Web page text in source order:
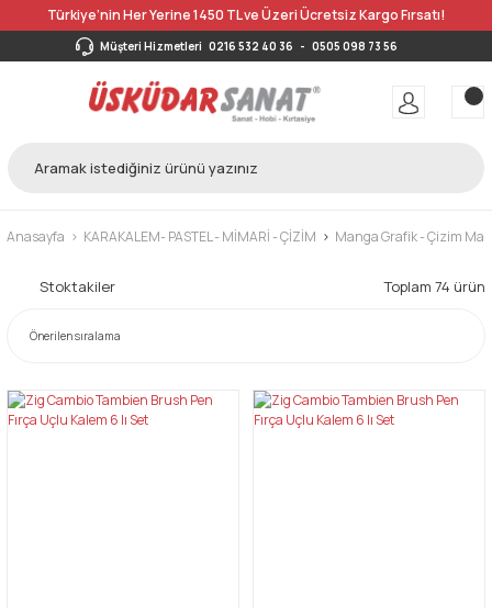
Türkiye’nin Her Yerine 1450 TL ve Üzeri Ücretsiz Kargo Fırsatı!
Müşteri Hizmetleri 0216 532 40 36 - 0505 098 73 56
Anasayfa KARAKALEM- PASTEL - MİMARİ - ÇİZİM Manga Grafik - Çizim
Stoktakiler Toplam 74 ürün